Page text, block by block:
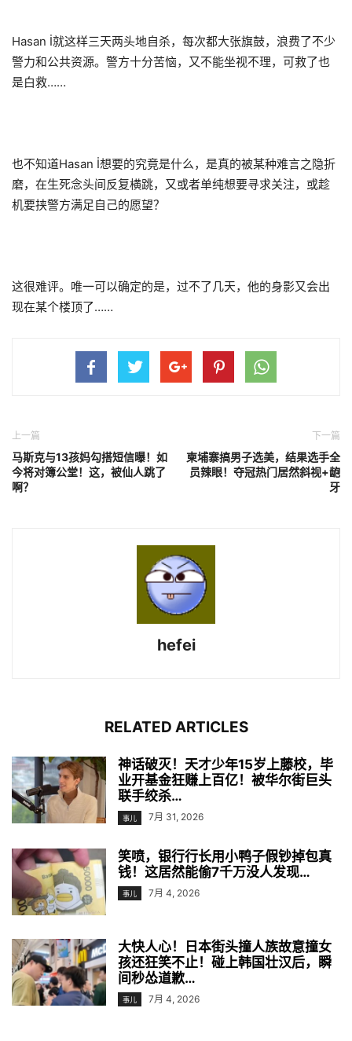
Hasan İ就这样三天两头地自杀，每次都大张旗鼓，浪费了不少
警力和公共资源。警方十分苦恼，又不能坐视不理，可救了也
是白救……
也不知道Hasan İ想要的究竟是什么，是真的被某种难言之隐折
磨，在生死念头间反复横跳，又或者单纯想要寻求关注，或趁
机要挟警方满足自己的愿望？
这很难评。唯一可以确定的是，过不了几天，他的身影又会出
现在某个楼顶了……
上一篇
马斯克与13孩妈勾搭短信曝！如
今将对簿公堂！这，被仙人跳了
啊？
下一篇
柬埔寨搞男子选美，结果选手全
员辣眼！夺冠热门居然斜视+龅
牙
hefei
RELATED ARTICLES
神话破灭！天才少年15岁上藤校，毕
业开基金狂赚上百亿！被华尔街巨头
联手绞杀…
事儿 7月 31, 2026
笑喷，银行行长用小鸭子假钞掉包真
钱！这居然能偷7千万没人发现…
事儿 7月 4, 2026
大快人心！日本街头撞人族故意撞女
孩还狂笑不止！碰上韩国壮汉后，瞬
间秒怂道歉…
事儿 7月 4, 2026